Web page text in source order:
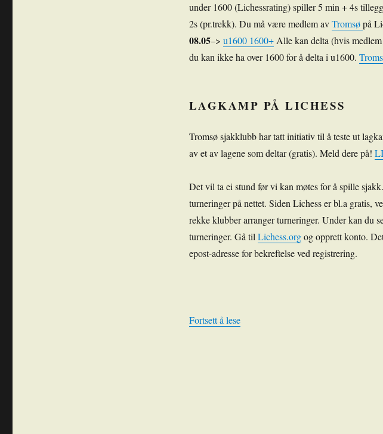
under 1600 (Lichessrating) spiller 5 min + 4s
2s (pr.trekk). Du må være medlem avTromsøpå
08.05–> u1600 1600+Alle kan delta (hvis
du kan ikke ha over 1600 for å delta i u1600.
LAGKAMP PÅ LICHESS
Tromsø sjakklubb har tatt initiativ til å teste ut
av et av lagene som deltar (gratis). Meld dere på!
Det vil ta ei stund før vi kan møtes for å spille
turneringer på nettet. Siden Lichess er bl.a gratis,
rekke klubber arranger turneringer. Under kan du
turneringer. Gå til Lichess.orgog opprett konto.
epost-adresse for bekreftelse ved registrering.
Fortsett å lese«Nettsjakk»